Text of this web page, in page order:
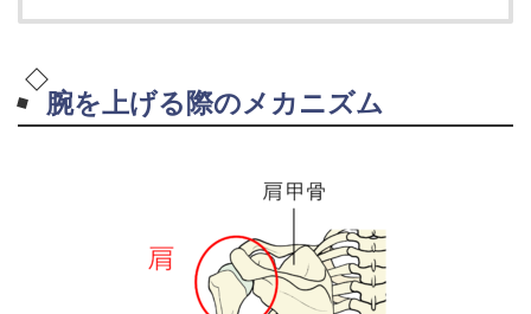
腕を上げる際のメカニズム